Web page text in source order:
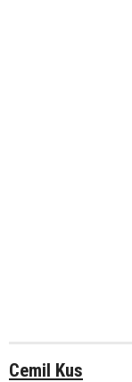
Cemil Kus